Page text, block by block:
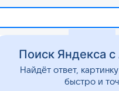
Дом Гороскопы
Поиск Яндекса с
Найдёт ответ,
быстро и